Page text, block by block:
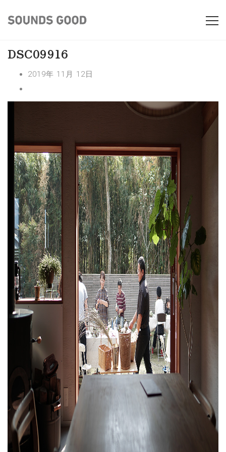
DSC09916
2019年 11月 12日